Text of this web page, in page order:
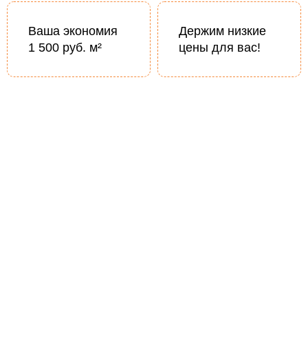
Ваша экономия
1 500 руб. м²
Держим низкие
цены для вас!